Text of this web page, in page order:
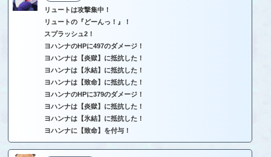
リュートは攻撃集中！
リュートの『どーんっ！』！
スプラッシュ2！
ヨハンナのHPに497のダメージ！
ヨハンナは【炎獄】に抵抗した！
ヨハンナは【氷結】に抵抗した！
ヨハンナは【致命】に抵抗した！
ヨハンナのHPに379のダメージ！
ヨハンナは【炎獄】に抵抗した！
ヨハンナは【氷結】に抵抗した！
ヨハンナに【致命】を付与！